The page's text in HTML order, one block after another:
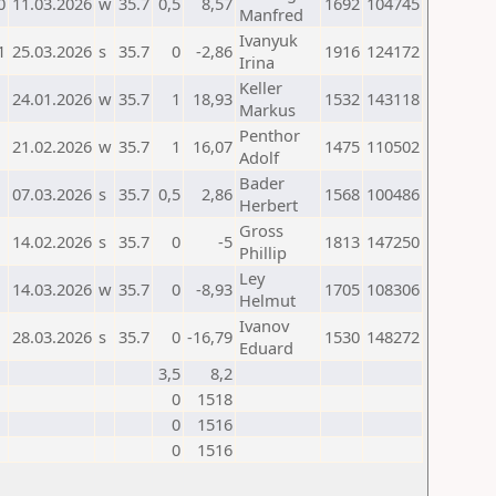
Manfred
25.03.2026 s 35.7 0 -2,86 Ivanyuk
Irina
1916 124172
24.01.2026 w 35.7 1 18,93 Keller
Markus
1532 143118
21.02.2026 w 35.7 1 16,07 Penthor
Adolf
1475 110502
07.03.2026 s 35.7 0,5 2,86 Bader
Herbert
1568 100486
14.02.2026 s 35.7 0 -5 Gross
Phillip
1813 147250
14.03.2026 w 35.7 0 -8,93 Ley
Helmut
1705 108306
28.03.2026 s 35.7 0 -16,79 Ivanov
Eduard
1530 148272
3,5
8,2
0
1518
0
1516
0
1516